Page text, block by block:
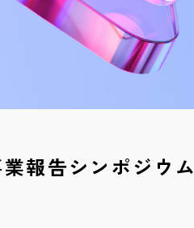
報告シンポジウム